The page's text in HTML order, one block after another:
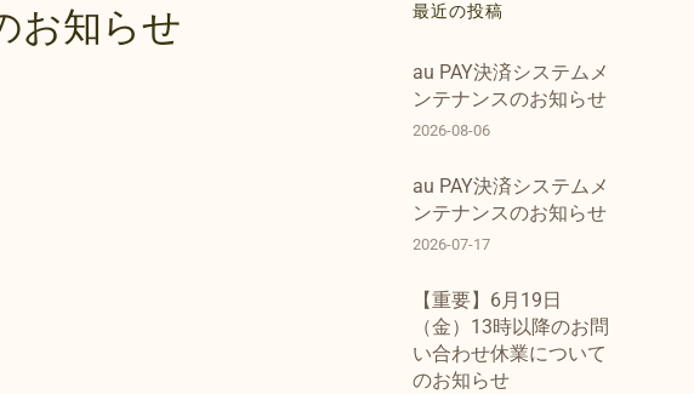
の発行
お知らせ 最近の投稿
au PAY決済システムメ
ンテナンスのお知らせ
2026-08-06
au PAY決済システムメ
ンテナンスのお知らせ
2026-07-17
【重要】6月19日
（金）13時以降のお問
い合わせ休業について
のお知らせ